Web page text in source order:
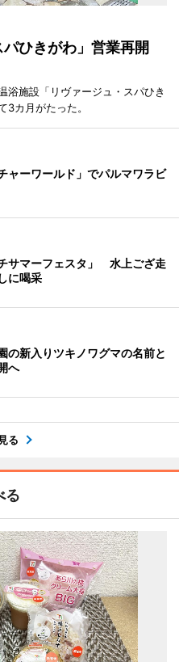
パひきがわ」営業再開
浴施設「リヴァージュ・スパひき
3カ月がたった。
ャーワールド」でパルマワラビ
サマーフェスタ」 水上ござ走
に喝采
の新入りツキノワグマの名前と
へ
る
る